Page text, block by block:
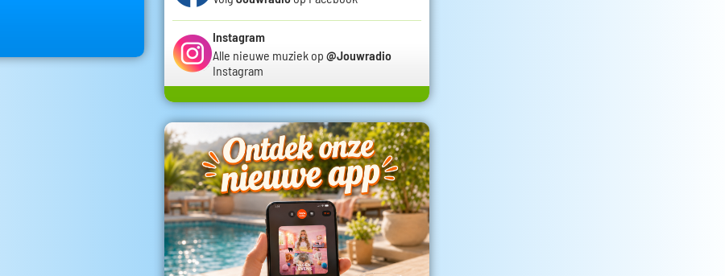
Instagram
Alle nieuwe muziek op @Jouwradio
Instagram